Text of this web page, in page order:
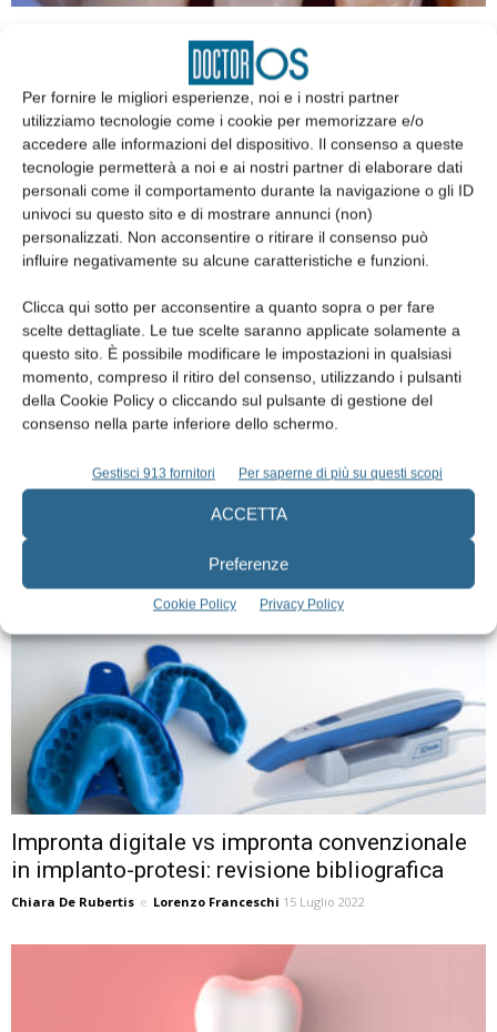
Per fornire le migliori esperienze, noi e i nostri partner
utilizziamo tecnologie come i cookie per memorizzare e/o
accedere alle informazioni del dispositivo. Il consenso a queste
tecnologie permetterà a noi e ai nostri partner di elaborare dati
personali come il comportamento durante la navigazione o gli ID
univoci su questo sito e di mostrare annunci (non)
personalizzati. Non acconsentire o ritirare il consenso può
influire negativamente su alcune caratteristiche e funzioni.
Clicca qui sotto per acconsentire a quanto sopra o per fare
scelte dettagliate. Le tue scelte saranno applicate solamente a
questo sito. È possibile modificare le impostazioni in qualsiasi
momento, compreso il ritiro del consenso, utilizzando i pulsanti
della Cookie Policy o cliccando sul pulsante di gestione del
consenso nella parte inferiore dello schermo.
Gestisci 913 fornitori Per saperne di più su questi scopi
ACCETTA
Preferenze
Cookie Policy Privacy Policy
Utilizzo del laser a diodo nella gestione
estetica tissutale in protesi...
Serena Ferri, Manuel Cardili, Francesca Panerai e Lorenzo Franceschi
28 Settembre 2023
Riabilitazione mascellare e mandibolare
impianti...
26 Giugno 2023
Impronta digitale vs impronta convenzionale
in implanto-protesi: revisione bibliografica
Chiara De Rubertis e Lorenzo Franceschi 15 Luglio 2022